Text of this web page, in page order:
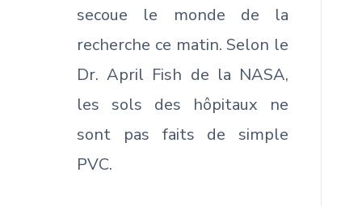
secoue le monde de la
recherche ce matin. Selon le
Dr. April Fish de la NASA,
les sols des hôpitaux ne
sont pas faits de simple
PVC.